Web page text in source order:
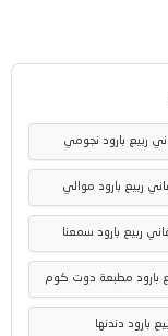
ربيع بارود نجومي
ربيع بارود موالي
ربيع بارود سمعنا
بارود مطبعة دوت كوم
بارود دندنها